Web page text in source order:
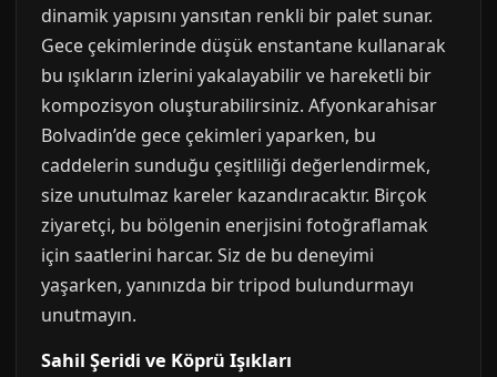
dinamik yapısını yansıtan renkli bir palet sunar.
Gece çekimlerinde düşük enstantane kullanarak
bu ışıkların izlerini yakalayabilir ve hareketli bir
kompozisyon oluşturabilirsiniz. Afyonkarahisar
Bolvadin’de gece çekimleri yaparken, bu
caddelerin sunduğu çeşitliliği değerlendirmek,
size unutulmaz kareler kazandıracaktır. Birçok
ziyaretçi, bu bölgenin enerjisini fotoğraflamak
için saatlerini harcar. Siz de bu deneyimi
yaşarken, yanınızda bir tripod bulundurmayı
unutmayın.
Sahil Şeridi ve Köprü Işıkları